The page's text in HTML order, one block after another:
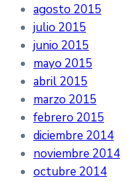
agosto 2015
julio 2015
junio 2015
mayo 2015
abril 2015
marzo 2015
febrero 2015
diciembre 2014
noviembre 2014
octubre 2014